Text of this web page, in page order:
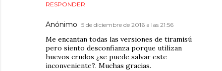
RESPONDER
Anónimo 5 de diciembre de 2016 a las 21:56
Me encantan todas las versiones de tiramisú
pero siento desconfianza porque utilizan
huevos crudos ¿se puede salvar este
inconveniente?. Muchas gracias.